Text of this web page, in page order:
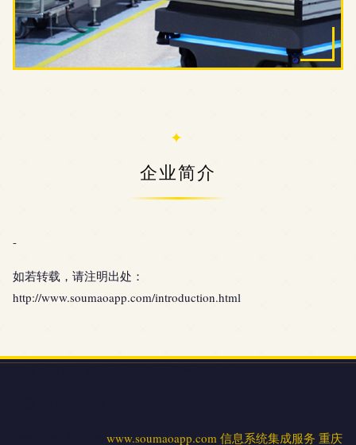
企业简介
-
如若转载，请注明出处：
http://www.soumaoapp.com/introduction.html
www.soumaoapp.com 信息系统集成服务 重庆